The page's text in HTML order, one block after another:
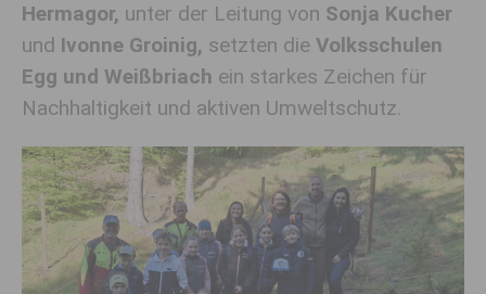
Hermagor, unter der Leitung von Sonja Kucher
und Ivonne Groinig, setzten die Volksschulen
Egg und Weißbriach ein starkes Zeichen für
Nachhaltigkeit und aktiven Umweltschutz.